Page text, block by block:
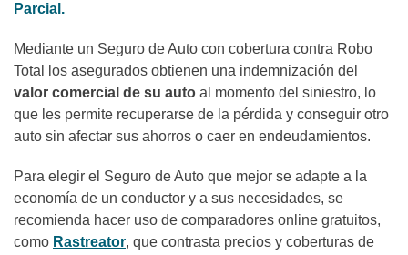
Parcial.
Mediante un Seguro de Auto con cobertura contra Robo
Total los asegurados obtienen una indemnización del
valor comercial de su auto al momento del siniestro, lo
que les permite recuperarse de la pérdida y conseguir otro
auto sin afectar sus ahorros o caer en endeudamientos.
Para elegir el Seguro de Auto que mejor se adapte a la
economía de un conductor y a sus necesidades, se
recomienda hacer uso de comparadores online gratuitos,
como Rastreator, que contrasta precios y coberturas de